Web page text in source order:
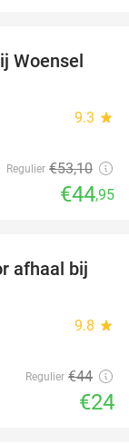
15%
Woensel
9.3 star
Regulier €53,10
€44,95
45%
afhaal bij
9.8 star
Regulier €44
€24